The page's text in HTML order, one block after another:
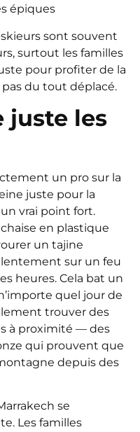
épiques
sont souvent
surtout les familles
pour profiter de la
du tout déplacé.
juste les
un pro sur la
juste pour la
vrai point fort.
en plastique
un tajine
sur un feu
heures. Cela bat un
quel jour de
trouver des
à proximité — des
qui prouvent que
depuis des
se
Les familles